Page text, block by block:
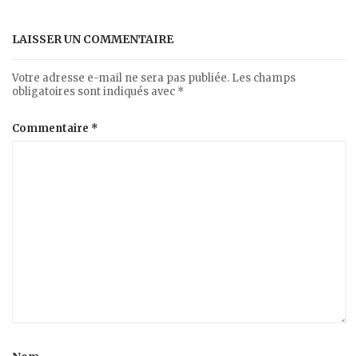
LAISSER UN COMMENTAIRE
Votre adresse e-mail ne sera pas publiée. Les champs
obligatoires sont indiqués avec *
Commentaire *